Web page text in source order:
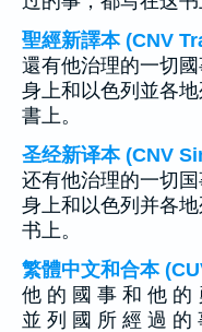
聖經新譯本 (CNV
還有他治理的一切
身上和以色列並各
書上。
圣经新译本 (CNV
还有他治理的一切
身上和以色列并各
书上。
繁體中文和合本
他 的 國 事 和 他 的
並 列 國 所 經 過 的